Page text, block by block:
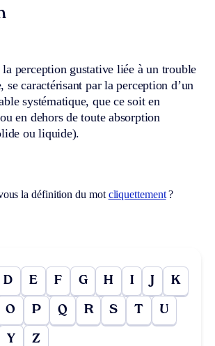
perception gustative liée à un trouble
se caractérisant par la perception d’un
systématique, que ce soit en
en dehors de toute absorption
ou liquide).
la définition du mot cliquettement?
D E F G H I J K
O P Q R S T U
Y Z